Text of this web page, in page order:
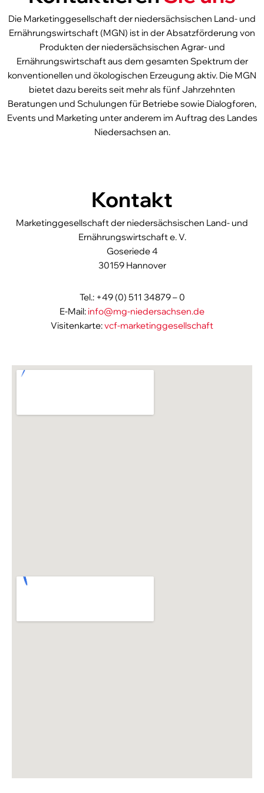
Melden Sie sich bei uns –
wir unterstützen und beraten!
Die Marketinggesellschaft der niedersächsischen Land- und
Ernährungswirtschaft (MGN) ist in der Absatzförderung von
Produkten der niedersächsischen Agrar- und
Ernährungswirtschaft aus dem gesamten Spektrum der
konventionellen und ökologischen Erzeugung aktiv. Die MGN
bietet dazu bereits seit mehr als fünf Jahrzehnten
Beratungen und Schulungen für Betriebe sowie Dialogforen,
Events und Marketing unter anderem im Auftrag des Landes
Niedersachsen an.
Kontakt
Marketinggesellschaft der niedersächsischen Land- und
Ernährungswirtschaft e. V.
Goseriede 4
30159 Hannover
Tel.: +49 (0) 511 34879 – 0
E-Mail: info@mg-niedersachsen.de
Visitenkarte:vcf-marketinggesellschaft